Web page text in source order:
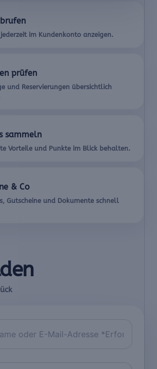
im Kundenkonto anzeigen.
prüfen
und Reservierungen übersichtlich
sammeln
Vorteile und Punkte im Blick behalten.
& Co
Gutscheine und Dokumente schnell